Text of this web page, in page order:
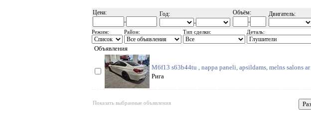
Цена:
-
Год:
-
Объём:
-
Двигатель:
Режим: Район: Тип сделки: Деталь:
Объявления
M6f13 s63b44tu , nappa paneli, apsildams, melns salons
Рига
Показать выбранные объявления